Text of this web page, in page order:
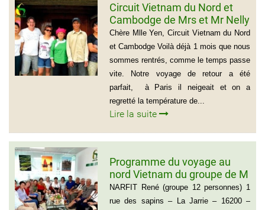
Circuit Vietnam du Nord et
Cambodge de Mrs et Mr Nelly
et Christian BROSSARD
Chère Mlle Yen, Circuit Vietnam du Nord
et Cambodge Voilà déjà 1 mois que nous
sommes rentrés, comme le temps passe
vite. Notre voyage de retour a été
parfait, à Paris il neigeait et on a
regretté la température de...
Lire la suite
Programme du voyage au
nord Vietnam du groupe de M
NARFIT RENÉ(12
PERSONNES)
NARFIT René (groupe 12 personnes) 1
rue des sapins – La Jarrie – 16200 –